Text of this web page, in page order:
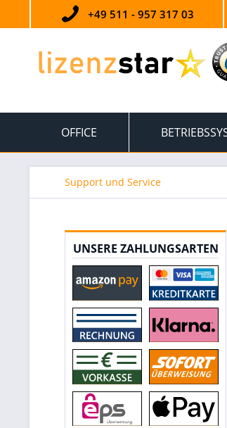
+49 511 - 957 317 03
OFFICE
Support und Service
UNSERE ZAHLUNGSARTEN